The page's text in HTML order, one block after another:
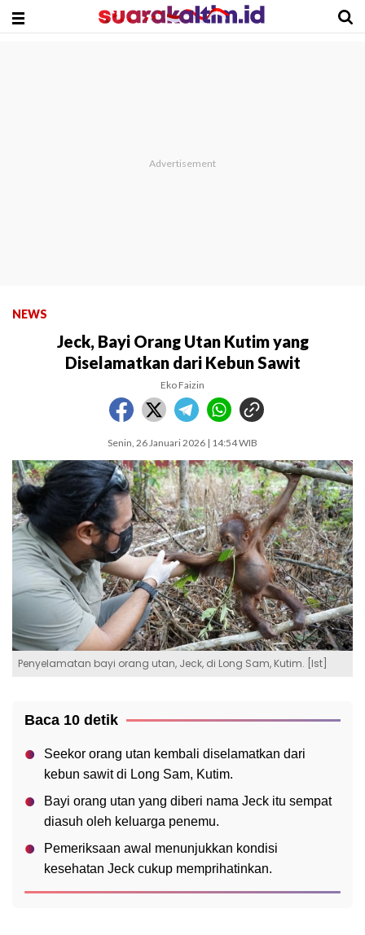
NEWS
Jeck, Bayi Orang Utan Kutim yang
Diselamatkan dari Kebun Sawit
Eko Faizin
Senin, 26 Januari 2026 | 14:54 WIB
Penyelamatan bayi orang utan, Jeck, di Long Sam, Kutim. [Ist]
Baca 10 detik
Seekor orang utan kembali diselamatkan dari
kebun sawit di Long Sam, Kutim.
Bayi orang utan yang diberi nama Jeck itu sempat
diasuh oleh keluarga penemu.
Pemeriksaan awal menunjukkan kondisi
kesehatan Jeck cukup memprihatinkan.